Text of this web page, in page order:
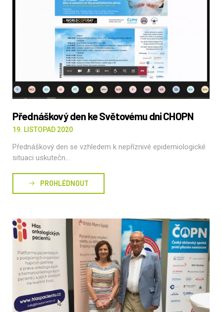
Přednáškový den ke Světovému dni CHOPN
19. LISTOPAD 2020
Přednáškový den se vzhledem k nepříznivé epidemiologické
situaci uskutečn...
PROHLÉDNOUT